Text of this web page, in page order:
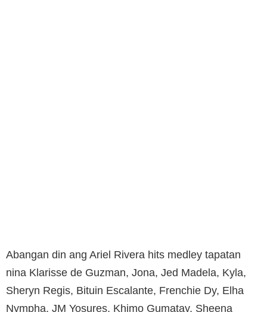
Abangan din ang Ariel Rivera hits medley tapatan
nina Klarisse de Guzman, Jona, Jed Madela, Kyla,
Sheryn Regis, Bituin Escalante, Frenchie Dy, Elha
Nympha, JM Yosures, Khimo Gumatay, Sheena